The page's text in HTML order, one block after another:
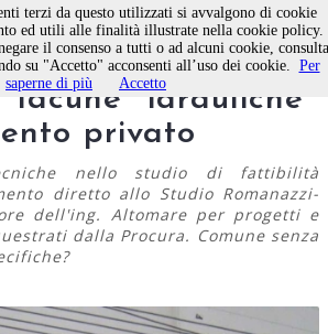
18: un
idrauliche
privato
nello studio di fattibilità
diretto allo Studio Romanazzi-
dell'ing. Altomare per progetti e
dalla Procura. Comune senza
terzi da questo utilizzati si avvalgono di cookie
ed utili alle finalità illustrate nella cookie policy.
il consenso a tutti o ad alcuni cookie, consulta
su "Accetto" acconsenti all’uso dei cookie. Per
saperne di più
Accetto